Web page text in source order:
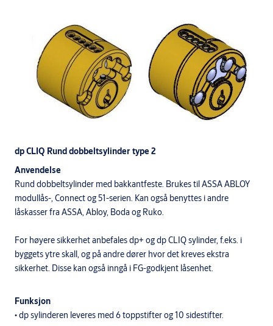
dp CLIQ Rund dobbeltsylinder type 2
Anvendelse
Rund dobbeltsylinder med bakkantfeste. Brukes til ASSA ABLOY
modullås-, Connect og 51-serien. Kan også benyttes i andre
låskasser fra ASSA, Abloy, Boda og Ruko.
For høyere sikkerhet anbefales dp+ og dp CLIQ sylinder, f.eks. i
byggets ytre skall, og på andre dører hvor det kreves ekstra
sikkerhet. Disse kan også inngå i FG-godkjent låsenhet.
Funksjon
• dp sylinderen leveres med 6 toppstifter og 10 sidestifter.